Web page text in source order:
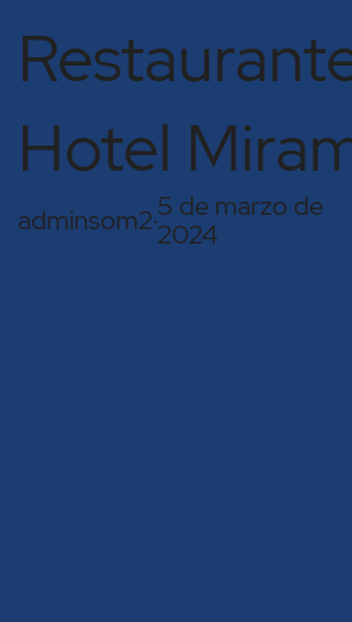
Hotel
adminsom2·5 de marzo de
2024